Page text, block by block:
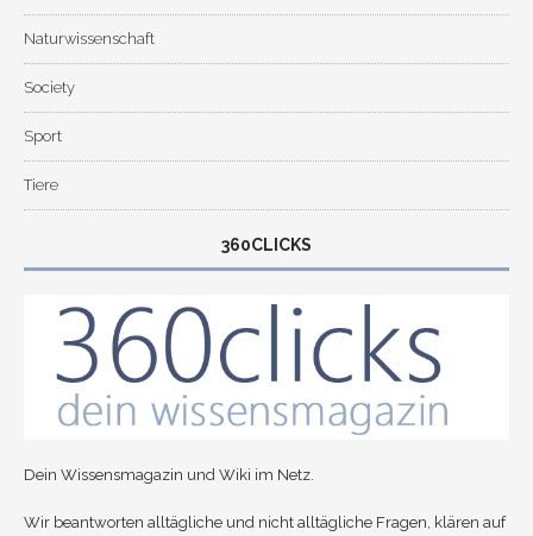
Naturwissenschaft
Society
Sport
Tiere
360CLICKS
Dein Wissensmagazin und Wiki im Netz.
Wir beantworten alltägliche und nicht alltägliche Fragen, klären auf